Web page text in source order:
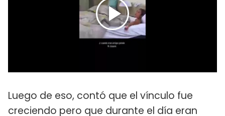
Luego de eso, contó que el vínculo fue
creciendo pero que durante el día eran